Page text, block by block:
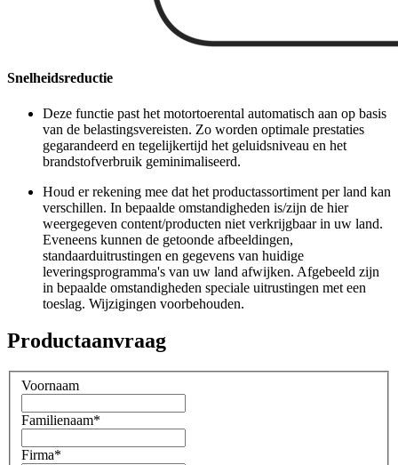
Snelheidsreductie
Deze functie past het motortoerental automatisch aan op basis
van de belastingsvereisten. Zo worden optimale prestaties
gegarandeerd en tegelijkertijd het geluidsniveau en het
brandstofverbruik geminimaliseerd.
Houd er rekening mee dat het productassortiment per land kan
verschillen. In bepaalde omstandigheden is/zijn de hier
weergegeven content/producten niet verkrijgbaar in uw land.
Eveneens kunnen de getoonde afbeeldingen,
standaarduitrustingen en gegevens van huidige
leveringsprogramma's van uw land afwijken. Afgebeeld zijn
in bepaalde omstandigheden speciale uitrustingen met een
toeslag. Wijzigingen voorbehouden.
Productaanvraag
Voornaam
Familienaam*
Firma*